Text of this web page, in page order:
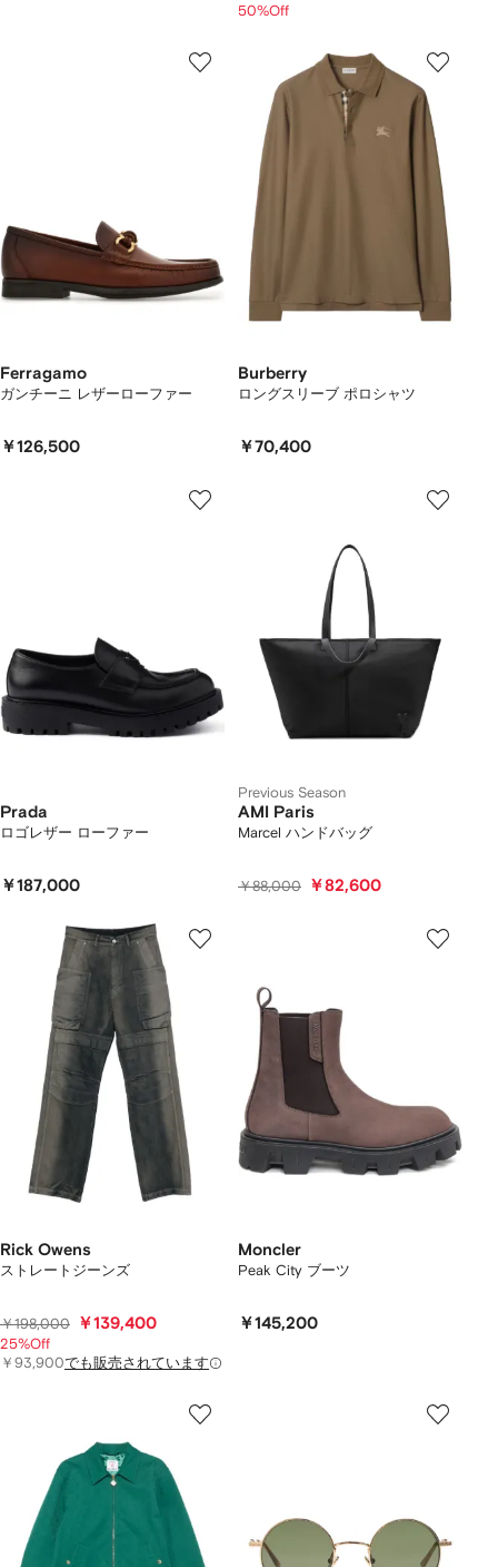
50%Off
Ferragamo
ガンチーニ レザーローファー
￥126,500
Burberry
ロングスリーブ ポロシャツ
￥70,400
Prada
ロゴレザー ローファー
￥187,000
Previous Season
AMI Paris
Marcel ハンドバッグ
￥88,000 ￥82,600
Rick Owens
ストレートジーンズ
￥198,000 ￥139,400
25%Off
￥93,900でも販売されています
Moncler
Peak City ブーツ
￥145,200